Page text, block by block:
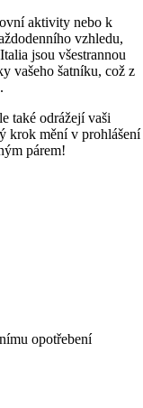
aktivity nebo k
vzhledu,
jsou všestrannou
vašeho šatníku, což z
také odrážejí vaši
krok mění v prohlášení
párem!
opotřebení